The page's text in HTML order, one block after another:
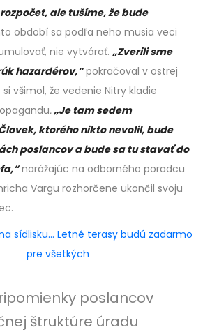
ale tušíme, že bude
období sa podľa neho musia veci
nie vytvárať. „Zverili sme
hazardérov,“pokračoval v ostrej
všimol, že vedenie Nitry kladie
.„Je tam sedem
ktorého nikto nevolil, bude
poslancov a bude sa tu stavať do
narážajúc na odborného poradcu
Vargu rozhorčene ukončil svoju
sídlisku… Letné terasy budú zadarmo
pre všetkých
poslancov
štruktúre úradu